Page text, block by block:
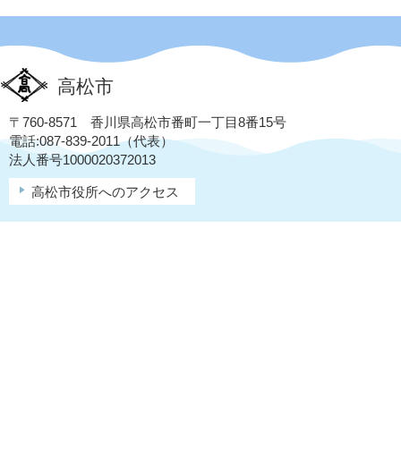
高松市
〒760-8571 香川県高松市番町一丁目8番15号
電話:087-839-2011（代表）
法人番号1000020372013
高松市役所へのアクセス